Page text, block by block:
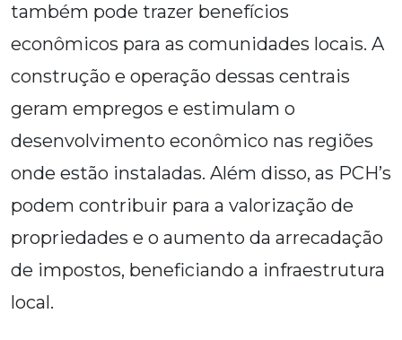
também pode trazer benefícios
econômicos para as comunidades locais. A
construção e operação dessas centrais
geram empregos e estimulam o
desenvolvimento econômico nas regiões
onde estão instaladas. Além disso, as PCH’s
podem contribuir para a valorização de
propriedades e o aumento da arrecadação
de impostos, beneficiando a infraestrutura
local.